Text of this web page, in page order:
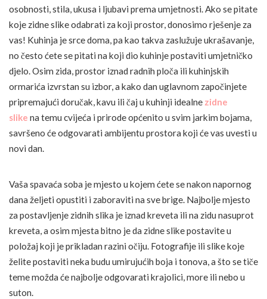
osobnosti, stila, ukusa i ljubavi prema umjetnosti. Ako se pitate
koje zidne slike odabrati za koji prostor, donosimo rješenje za
vas! Kuhinja je srce doma, pa kao takva zaslužuje ukrašavanje,
no često ćete se pitati na koji dio kuhinje postaviti umjetničko
djelo. Osim zida, prostor iznad radnih ploča ili kuhinjskih
ormarića izvrstan su izbor, a kako dan uglavnom započinjete
pripremajući doručak, kavu ili čaj u kuhinji idealne zidne
slike na temu cvijeća i prirode općenito u svim jarkim bojama,
savršeno će odgovarati ambijentu prostora koji će vas uvesti u
novi dan.
Vaša spavaća soba je mjesto u kojem ćete se nakon napornog
dana željeti opustiti i zaboraviti na sve brige. Najbolje mjesto
za postavljenje zidnih slika je iznad kreveta ili na zidu nasuprot
kreveta, a osim mjesta bitno je da zidne slike postavite u
položaj koji je prikladan razini očiju. Fotografije ili slike koje
želite postaviti neka budu umirujućih boja i tonova, a što se tiče
teme možda će najbolje odgovarati krajolici, more ili nebo u
suton.